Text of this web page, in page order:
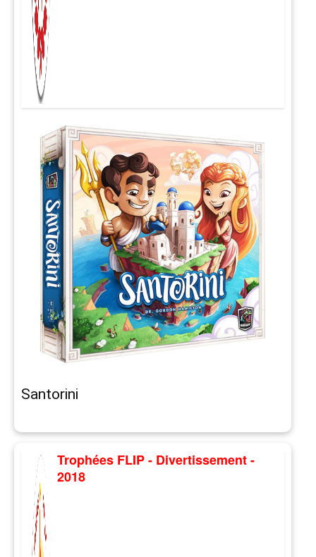
Santorini
Trophées FLIP - Divertissement -
2018